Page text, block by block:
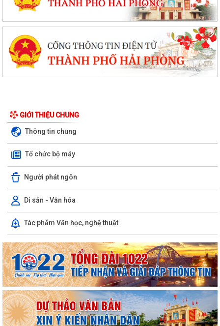
GIỚI THIỆU CHUNG
Thông tin chung
Tổ chức bộ máy
Người phát ngôn
Di sản - Văn hóa
Tác phẩm Văn học, nghệ thuật
Phường Ngô Quyền đẩy mạnh công tác phòng, chống ma túy và nhân
rộng các mô hình an ninh trật tự tại...
THƯ CẢM ƠN – NIỀM TIN CỦA NHÂN DÂN DÀNH CHO CHÍNH QUYỀN
PHƯỜNG NGÔ QUYỀN: PHÁT HUY SỨC MẠNH TỔNG HỢP CỦA CẢ HỆ
THỐNG CHÍNH TRỊ TRONG CÔNG TÁC PHÒNG, CHỐNG...
HỘI NGHỊ GIAO BAN CÔNG TÁC GIÁO DỤC, TRIỂN KHAI NHIỆM VỤ
TRỌNG TÂM QUÝ III/2026 , CHUẨN BỊ NĂM HỌC...